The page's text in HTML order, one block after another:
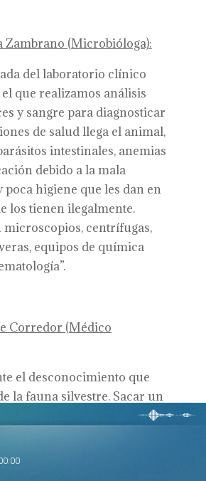
Zambrano (Microbióloga):
del laboratorio clínico
que realizamos análisis
y sangre para diagnosticar
de salud llega el animal,
intestinales, anemias
debido a la mala
higiene que les dan en
los tienen ilegalmente.
microscopios, centrífugas,
equipos de química
Corredor (Médico
el desconocimiento que
la fauna silvestre. Sacar un
es ponerlo a sufrir ya
y el llegar a un lugar
estresa y angustia, aparte de
son pocos los veterinarios